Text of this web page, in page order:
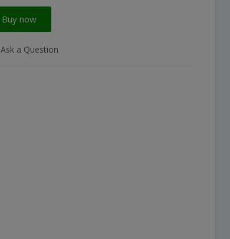
Buy now
Ask a Question